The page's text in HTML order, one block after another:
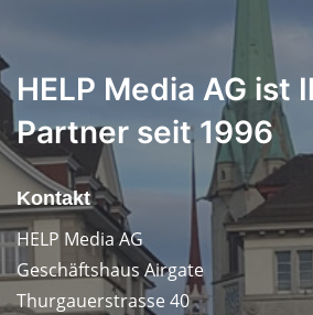
HELP Media AG ist
Partner seit 1996
Kontakt
HELP Media AG
Geschäftshaus Airgate
Thurgauerstrasse 40